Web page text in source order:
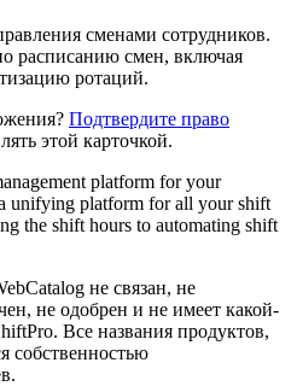
сменами сотрудников.
расписанию смен, включая
ротаций.
Подтвердите право
этой карточкой.
platform for your
unifying platform for all your shift
the shift hours to automating shift
не связан, не
не одобрен и не имеет какой-
Все названия продуктов,
собственностью